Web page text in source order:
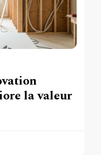
la valeur